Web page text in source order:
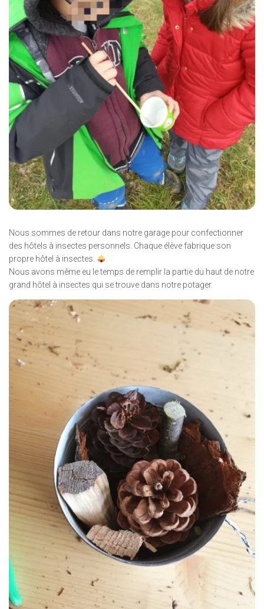
Nous sommes de retour dans notre garage pour confectionner
des hôtels à insectes personnels. Chaque élève fabrique son
propre hôtel à insectes.
Nous avons même eu le temps de remplir la partie du haut de notre
grand hôtel à insectes qui se trouve dans notre potager.